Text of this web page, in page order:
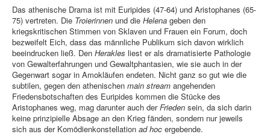
Das athenische Drama ist mit Euripides (47-64) und Aristophanes (65-
75) vertreten. Die Troierinnen und die Helena geben den
kriegskritischen Stimmen von Sklaven und Frauen ein Forum, doch
bezweifelt Eich, dass das männliche Publikum sich davon wirklich
beeindrucken ließ. Den Herakles liest er als dramatisierte Pathologie
von Gewalterfahrungen und Gewaltphantasien, wie sie auch in der
Gegenwart sogar in Amokläufen endeten. Nicht ganz so gut wie die
subtilen, gegen den athenischen main stream angehenden
Friedensbotschaften des Euripides kommen die Stücke des
Aristophanes weg, mag darunter auch derFrieden sein, da sich darin
keine prinzipielle Absage an den Krieg fänden, sondern nur jeweils
sich aus der Komödienkonstellation ad hoc ergebende.